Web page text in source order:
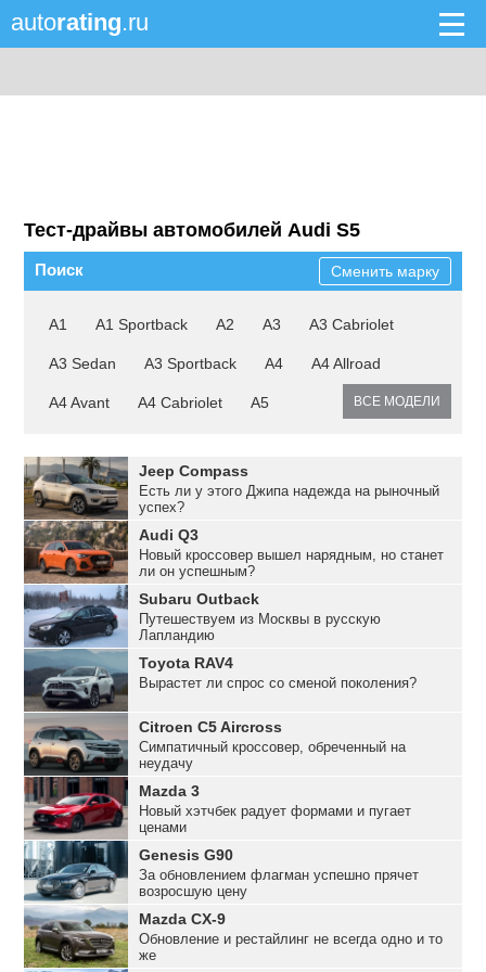
autorating.ru
Тест-драйвы автомобилей Audi S5
Поиск Сменить марку
A1 A1 Sportback A2 A3 A3 Cabriolet
A3 Sedan A3 Sportback A4 A4 Allroad
A4 Avant A4 Cabriolet A5 ВСЕ МОДЕЛИ
Jeep Compass
Есть ли у этого Джипа надежда на рыночный
успех?
Audi Q3
Новый кроссовер вышел нарядным, но станет
ли он успешным?
Subaru Outback
Путешествуем из Москвы в русскую
Лапландию
Toyota RAV4
Вырастет ли спрос со сменой поколения?
Citroen C5 Aircross
Симпатичный кроссовер, обреченный на
неудачу
Mazda 3
Новый хэтчбек радует формами и пугает
ценами
Genesis G90
За обновлением флагман успешно прячет
возросшую цену
Mazda CX-9
Обновление и рестайлинг не всегда одно и то
же